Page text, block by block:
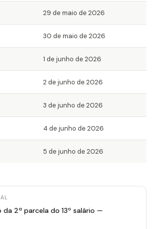
29 de maio de 2026
30 de maio de 2026
1 de junho de 2026
2 de junho de 2026
3 de junho de 2026
4 de junho de 2026
5 de junho de 2026
da 2ª parcela do 13º salário —